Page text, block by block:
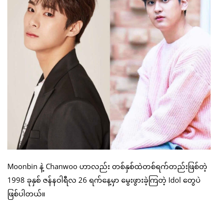
Moonbin နဲ့ Chanwoo ဟာလည်း တစ်နှစ်ထဲတစ်ရက်တည်းဖြစ်တဲ့
1998 ခုနှစ် ဇန်နဝါရီလ 26 ရက်နေ့မှာ မွေးဖွားခဲ့ကြတဲ့ Idol တွေပဲ
ဖြစ်ပါတယ်။